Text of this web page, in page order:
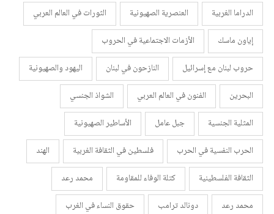
الدراما الغربية
العنصرية الصهيونية
الثورات في العالم العربي
إياون ماسك
الأزمات الاجتماعية في الحروب
حروب لبنان مع إسرائيل
النازحون في لبنان
اليهود والصهيونية
البحرين
الفنون في العالم العربي
الشواذ الجنسي
المثلية الجنسية
جبل عامل
الأساطير الصهيونية
الحرب النفسية في الحرب
فلسطين في الثقافة الغربية
الهند
الثقافة الفلسطينية
كتلة الوفاء للمقاومة
محمد رعد
محمد رعد
دونالد ترامب
حقوق النساء في الغرب